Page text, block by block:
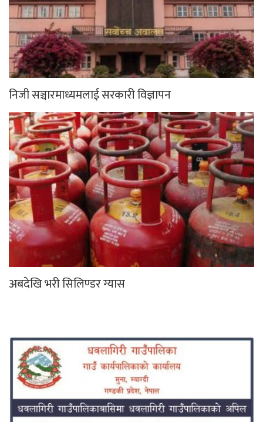
निजी सञ्चारमाध्यमलाई सरकारी विज्ञापन
अबदेखि भरी सिलिण्डर ग्यास